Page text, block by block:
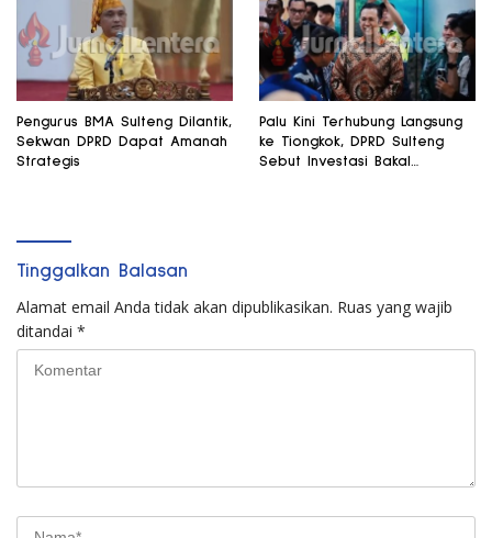
Pengurus BMA Sulteng Dilantik,
Sekwan DPRD Dapat Amanah
Strategis
Palu Kini Terhubung Langsung
ke Tiongkok, DPRD Sulteng
Sebut Investasi Bakal
Tinggalkan Balasan
Alamat email Anda tidak akan dipublikasikan. Ruas yang wajib
ditandai *